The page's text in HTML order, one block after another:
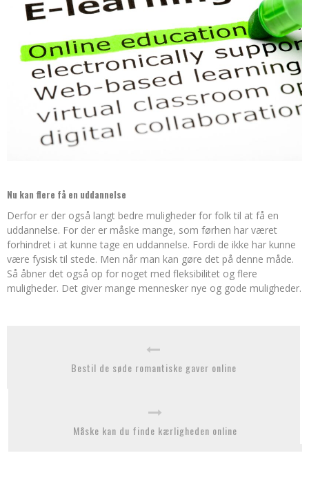
Nu kan flere få en uddannelse
Derfor er der også langt bedre muligheder for folk til at få en
uddannelse. For der er måske mange, som førhen har været
forhindret i at kunne tage en uddannelse. Fordi de ikke har kunne
være fysisk til stede. Men når man kan gøre det på denne måde.
Så åbner det også op for noget med fleksibilitet og flere
muligheder. Det giver mange mennesker nye og gode muligheder.
Bestil de søde romantiske gaver online
Måske kan du finde kærligheden online